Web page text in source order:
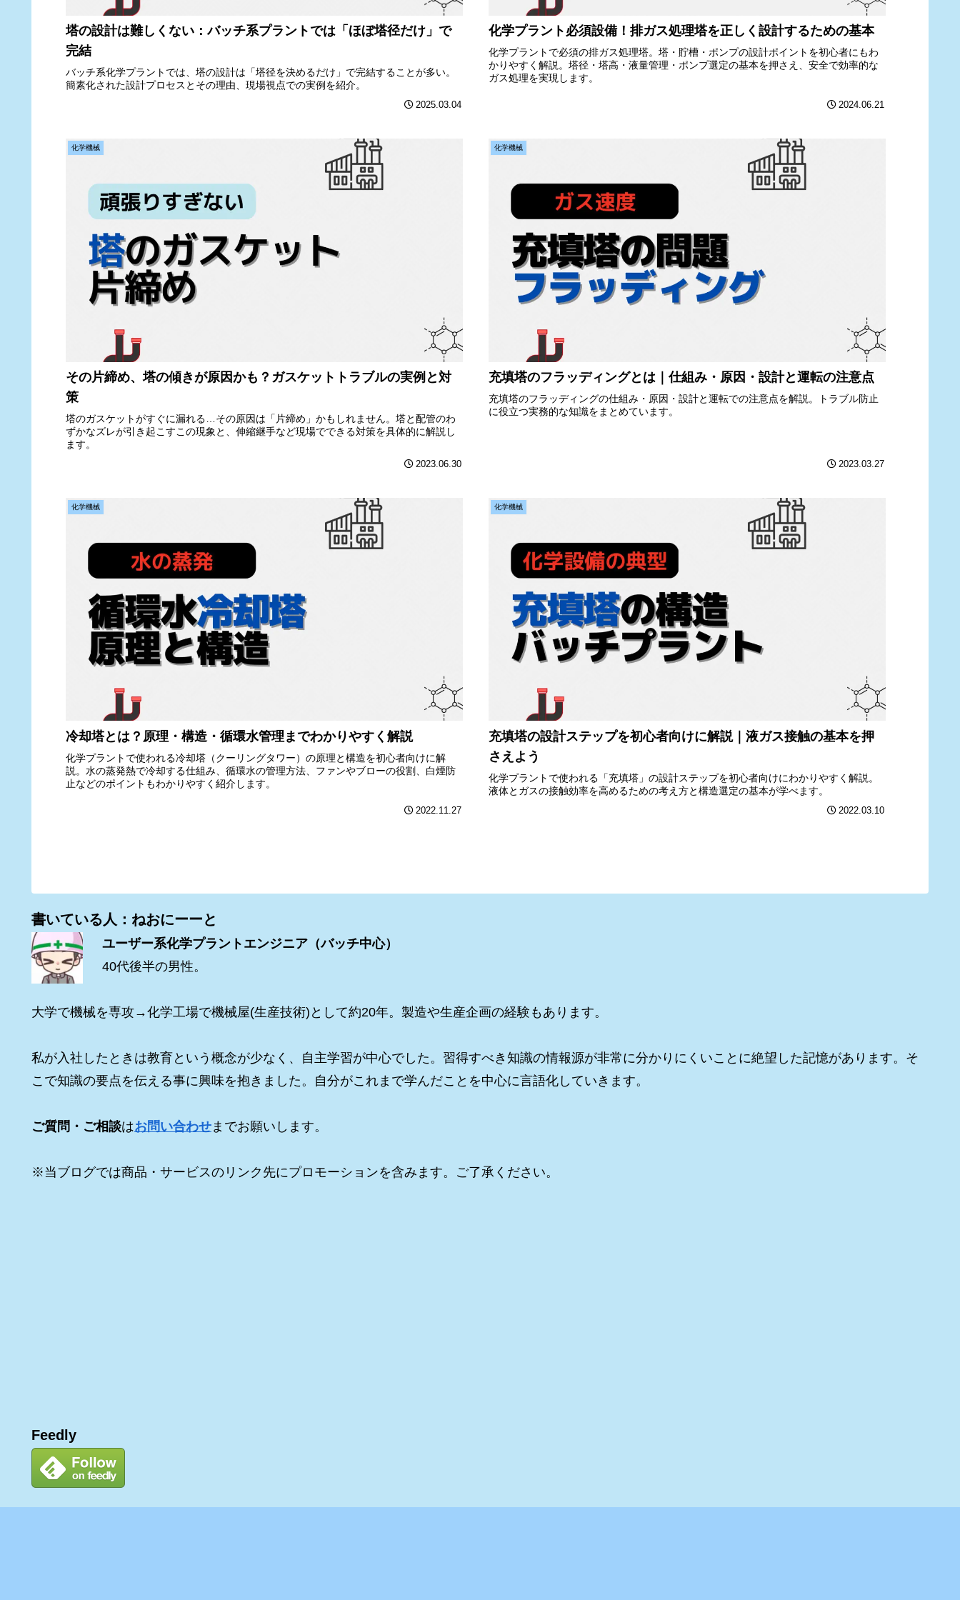
塔の設計は難しくない：バッチ系プラントでは「ほぼ塔径だけ」で
完結
バッチ系化学プラントでは、塔の設計は「塔径を決めるだけ」で完結することが多い。
簡素化された設計プロセスとその理由、現場視点での実例を紹介。
2025.03.04
化学プラント必須設備！排ガス処理塔を正しく設計するための基本
化学プラントで必須の排ガス処理塔。塔・貯槽・ポンプの設計ポイントを初心者にもわ
かりやすく解説。塔径・塔高・液量管理・ポンプ選定の基本を押さえ、安全で効率的な
ガス処理を実現します。
2024.06.21
化学機械
その片締め、塔の傾きが原因かも？ガスケットトラブルの実例と対
策
塔のガスケットがすぐに漏れる…その原因は「片締め」かもしれません。塔と配管のわ
ずかなズレが引き起こすこの現象と、伸縮継手など現場でできる対策を具体的に解説し
ます。
2023.06.30
化学機械
充填塔のフラッディングとは｜仕組み・原因・設計と運転の注意点
充填塔のフラッディングの仕組み・原因・設計と運転での注意点を解説。トラブル防止
に役立つ実務的な知識をまとめています。
2023.03.27
化学機械
冷却塔とは？原理・構造・循環水管理までわかりやすく解説
化学プラントで使われる冷却塔（クーリングタワー）の原理と構造を初心者向けに解
説。水の蒸発熱で冷却する仕組み、循環水の管理方法、ファンやブローの役割、白煙防
止などのポイントもわかりやすく紹介します。
2022.11.27
化学機械
充填塔の設計ステップを初心者向けに解説｜液ガス接触の基本を押
さえよう
化学プラントで使われる「充填塔」の設計ステップを初心者向けにわかりやすく解説。
液体とガスの接触効率を高めるための考え方と構造選定の基本が学べます。
2022.03.10
書いている人：ねおにーーと
ユーザー系化学プラントエンジニア（バッチ中心）
40代後半の男性。
大学で機械を専攻→化学工場で機械屋(生産技術)として約20年。製造や生産企画の経験もあります。
私が入社したときは教育という概念が少なく、自主学習が中心でした。習得すべき知識の情報源が非常に分かりにくいことに絶望した記憶があります。そ
こで知識の要点を伝える事に興味を抱きました。自分がこれまで学んだことを中心に言語化していきます。
ご質問・ご相談はお問い合わせまでお願いします。
※当ブログでは商品・サービスのリンク先にプロモーションを含みます。ご了承ください。
Feedly